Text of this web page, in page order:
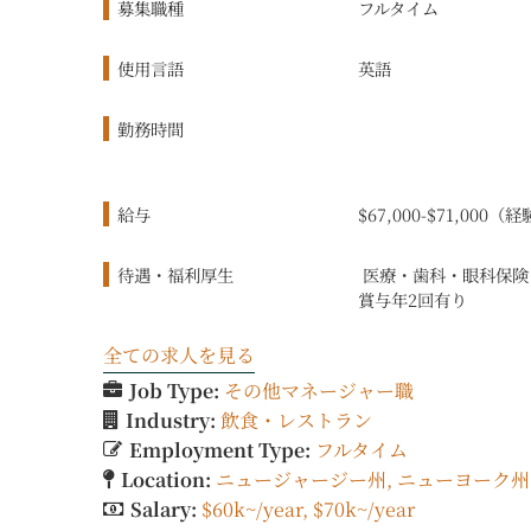
募集職種 フルタイム
使用言語 英語
勤務時間
給与 $67,000-$71,000（経
待遇・福利厚生
医療・歯科・眼科保険
賞与年2回有り
全ての求人を見る
Job Type: その他マネージャー職
Industry: 飲食・レストラン
Employment Type: フルタイム
Location: ニュージャージー州 ニューヨーク州
Salary: $60k~/year $70k~/year